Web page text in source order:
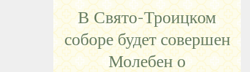
В Свято-Троицком
соборе будет совершен
Молебен о